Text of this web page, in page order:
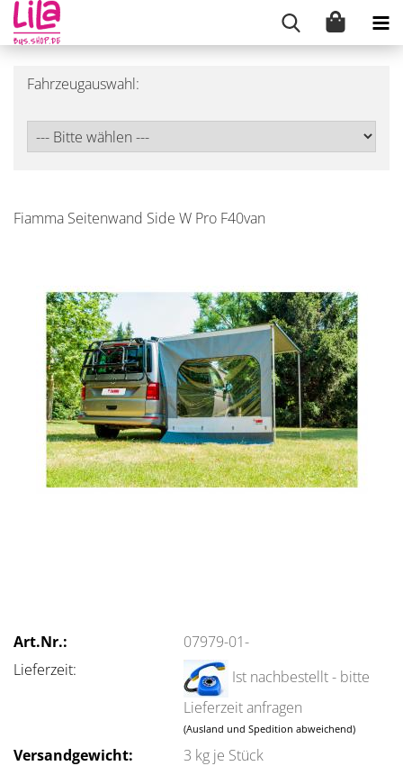
Fahrzeugauswahl:
Fiamma Seitenwand Side W Pro F40van
Art.Nr.:
07979-01-
Lieferzeit:
Ist nachbestellt - bitte
Lieferzeit anfragen
(Ausland und Spedition abweichend)
Versandgewicht: 3 kg je Stück